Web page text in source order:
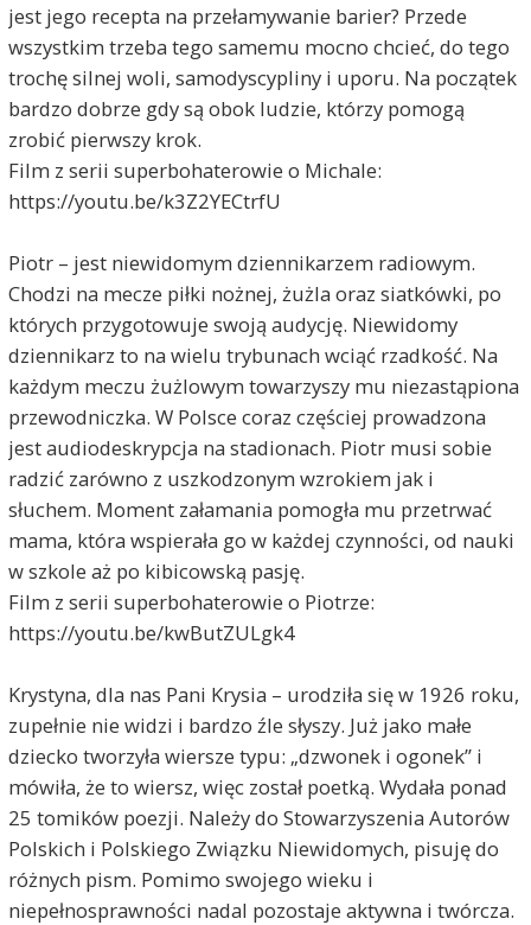
jest jego recepta na przełamywanie barier? Przede
wszystkim trzeba tego samemu mocno chcieć, do tego
trochę silnej woli, samodyscypliny i uporu. Na początek
bardzo dobrze gdy są obok ludzie, którzy pomogą
zrobić pierwszy krok.
Film z serii superbohaterowie o Michale:
https://youtu.be/k3Z2YECtrfU
Piotr – jest niewidomym dziennikarzem radiowym.
Chodzi na mecze piłki nożnej, żużla oraz siatkówki, po
których przygotowuje swoją audycję. Niewidomy
dziennikarz to na wielu trybunach wciąć rzadkość. Na
każdym meczu żużlowym towarzyszy mu niezastąpiona
przewodniczka. W Polsce coraz częściej prowadzona
jest audiodeskrypcja na stadionach. Piotr musi sobie
radzić zarówno z uszkodzonym wzrokiem jak i
słuchem. Moment załamania pomogła mu przetrwać
mama, która wspierała go w każdej czynności, od nauki
w szkole aż po kibicowską pasję.
Film z serii superbohaterowie o Piotrze:
https://youtu.be/kwButZULgk4
Krystyna, dla nas Pani Krysia – urodziła się w 1926 roku,
zupełnie nie widzi i bardzo źle słyszy. Już jako małe
dziecko tworzyła wiersze typu: „dzwonek i ogonek” i
mówiła, że to wiersz, więc został poetką. Wydała ponad
25 tomików poezji. Należy do Stowarzyszenia Autorów
Polskich i Polskiego Związku Niewidomych, pisuję do
różnych pism. Pomimo swojego wieku i
niepełnosprawności nadal pozostaje aktywna i twórcza.